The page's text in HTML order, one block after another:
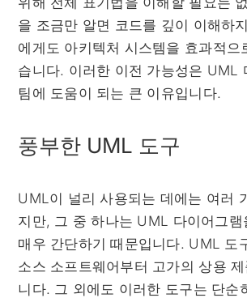
을 조금만 알면 코드를 깊이 이해하
에게도 아키텍처 시스템을 효과적으
습니다. 이러한 이전 가능성은 UML
팀에 도움이 되는 큰 이유입니다.
풍부한 UML 도구
UML이 널리 사용되는 데에는 여러
지만, 그 중 하나는 UML 다이어그램
매우 간단하기 때문입니다. UML 도
소스 소프트웨어부터 고가의 상용
니다. 그 외에도 이러한 도구는 단순